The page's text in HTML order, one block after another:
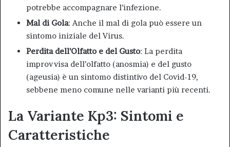
potrebbe accompagnare l’infezione.
Mal di Gola: Anche il mal di gola può essere un
sintomo iniziale del Virus.
Perdita dell’Olfatto e del Gusto: La perdita
improvvisa dell’olfatto (anosmia) e del gusto
(ageusia) è un sintomo distintivo del Covid-19,
sebbene meno comune nelle varianti più recenti.
La Variante Kp3: Sintomi e
Caratteristiche